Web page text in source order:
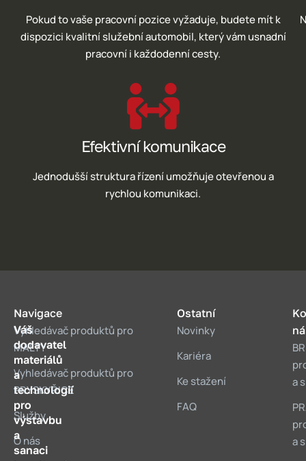
Pokud to vaše pracovní pozice vyžaduje, budete mít k
dispozici kvalitní služební automobil, který vám usnadní
pracovní i každodenní cesty.
Efektivní komunikace
Jednodušší struktura řízení umožňuje otevřenou a
rychlou komunikaci.
Váš
dodavatel
materiálů
a
technologií
pro
výstavbu
a
sanaci
Navigace
Vyhledávač produktů pro
MALTY
Vyhledávač produktů pro
PRYSKYŘICE
Služby
O nás
Ostatní
Novinky
Kariéra
Ke stažení
FAQ
a
a